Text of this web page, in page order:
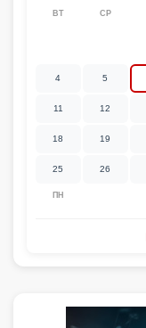
ПН
ВТ СР
4 5
11 12
18 19
25 26